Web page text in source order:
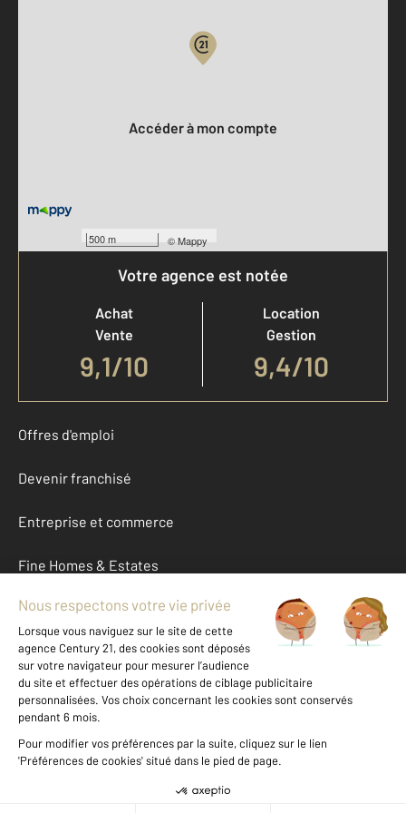
500 m ©Mappy
Accéder à mon compte
Votre agence est notée
Achat
Vente
9,1/10
Location
Gestion
9,4/10
Offres d'emploi
Devenir franchisé
Entreprise et commerce
Fine Homes & Estates
À propos
International
Nous contacter
Données personnelles